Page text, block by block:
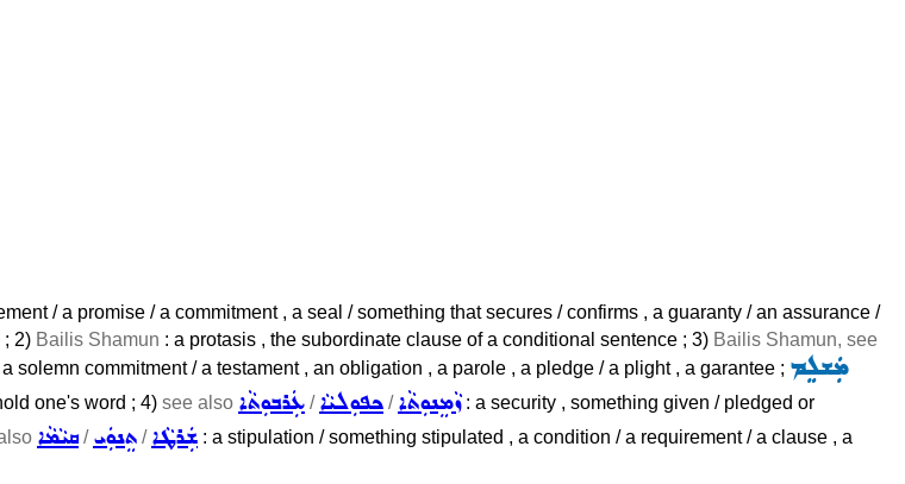
/ a promise / a commitment , a seal / something that secures / confirms , a guaranty / an assurance /
; 2) Bailis Shamun : a protasis , the subordinate clause of a conditional sentence ; 3) Bailis Shamun, see
solemn commitment / a testament , an obligation , a parole , a pledge / a plight , a garantee ; ܡܲܫܠܸܡ
one's word ; 4) see also ܥܲܪܒܘܼܬܵܐ /ܟܦܘܼܠܝܵܐ /ܙܵܡܸܢܘܼܬܵܐ: a security , something given / pledged or
ܩܝܵܡܵܐ/ܬܸܢܘܲܝ /ܫܲܪܛܵܐ : a stipulation / something stipulated , a condition / a requirement / a clause , a